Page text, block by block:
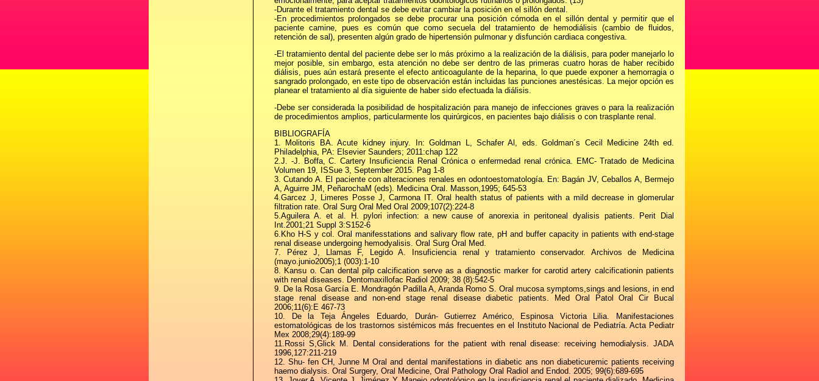
-Durante el tratamiento dental se debe evitar cambiar la posición en el sillón dental.
-En procedimientos prolongados se debe procurar una posición cómoda en el sillón dental y permitir que el
paciente camine, pues es común que como secuela del tratamiento de hemodiálisis (cambio de fluidos,
retención de sal), presenten algún grado de hipertensión pulmonar y disfunción cardiaca congestiva.
-El tratamiento dental del paciente debe ser lo más próximo a la realización de la diálisis, para poder manejarlo lo
mejor posible, sin embargo, esta atención no debe ser dentro de las primeras cuatro horas de haber recibido
diálisis, pues aún estará presente el efecto anticoagulante de la heparina, lo que puede exponer a hemorragia o
sangrado prolongado, en este tipo de observación están incluidas las punciones anestésicas. La mejor opción es
planear el tratamiento al día siguiente de haber sido efectuada la diálisis.
-Debe ser considerada la posibilidad de hospitalización para manejo de infecciones graves o para la realización
de procedimientos amplios, particularmente los quirúrgicos, en pacientes bajo diálisis o con trasplante renal.
BIBLIOGRAFÍA
1. Molitoris BA. Acute kidney injury. In: Goldman L, Schafer Al, eds. Goldman´s Cecil Medicine 24th ed.
Philadelphia, PA: Elsevier Saunders; 2011:chap 122
2.J. -J. Boffa, C. Cartery Insuficiencia Renal Crónica o enfermedad renal crónica. EMC- Tratado de Medicina
Volumen 19, ISSue 3, September 2015. Pag 1-8
3. Cutando A. El paciente con alteraciones renales en odontoestomatología. En: Bagán JV, Ceballos A, Bermejo
A, Aguirre JM, PeñarochaM (eds). Medicina Oral. Masson,1995; 645-53
4.Garcez J, Limeres Posse J, Carmona IT. Oral health status of patients with a mild decrease in glomerular
filtration rate. Oral Surg Oral Med Oral 2009;107(2):224-8
5.Aguilera A. et al. H. pylori infection: a new cause of anorexia in peritoneal dyalisis patients. Perit Dial
Int.2001;21 Suppl 3:S152-6
6.Kho H-S y col. Oral manifesstations and salivary flow rate, pH and buffer capacity in patients with end-stage
renal disease undergoing hemodyalisis. Oral Surg Oral Med.
7. Pérez J, Llamas F, Legido A. Insuficiencia renal y tratamiento conservador. Archivos de Medicina
(mayo.junio2005);1 (003):1-10
8. Kansu o. Can dental pilp calcification serve as a diagnostic marker for carotid artery calcificationin patients
with renal diseases. Dentomaxillofac Radiol 2009; 38 (8):542-5
9. De la Rosa García E. Mondragón Padilla A, Aranda Romo S. Oral mucosa symptoms,sings and lesions, in end
stage renal disease and non-end stage renal disease diabetic patients. Med Oral Patol Oral Cir Bucal
2006;11(6):E 467-73
10. De la Teja Ángeles Eduardo, Durán- Gutierrez Américo, Espinosa Victoria Lilia. Manifestaciones
estomatológicas de los trastornos sistémicos más frecuentes en el Instituto Nacional de Pediatría. Acta Pediatr
Mex 2008;29(4):189-99
11.Rossi S,Glick M. Dental considerations for the patient with renal disease: receiving hemodialysis. JADA
1996,127:211-219
12. Shu- fen CH, Junne M Oral and dental manifestations in diabetic ans non diabeticuremic patients receiving
haemo dialysis. Oral Surgery, Oral Medicine, Oral Pathology Oral Radiol and Endod. 2005; 99(6):689-695